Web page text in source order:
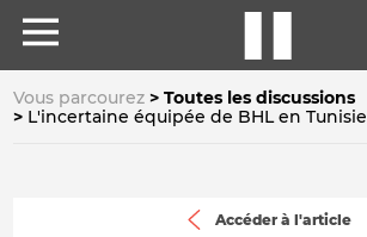
Vous parcourez
Toutes les discussions
L'incertaine équipée de BHL en Tunisie
Accéder à l'article